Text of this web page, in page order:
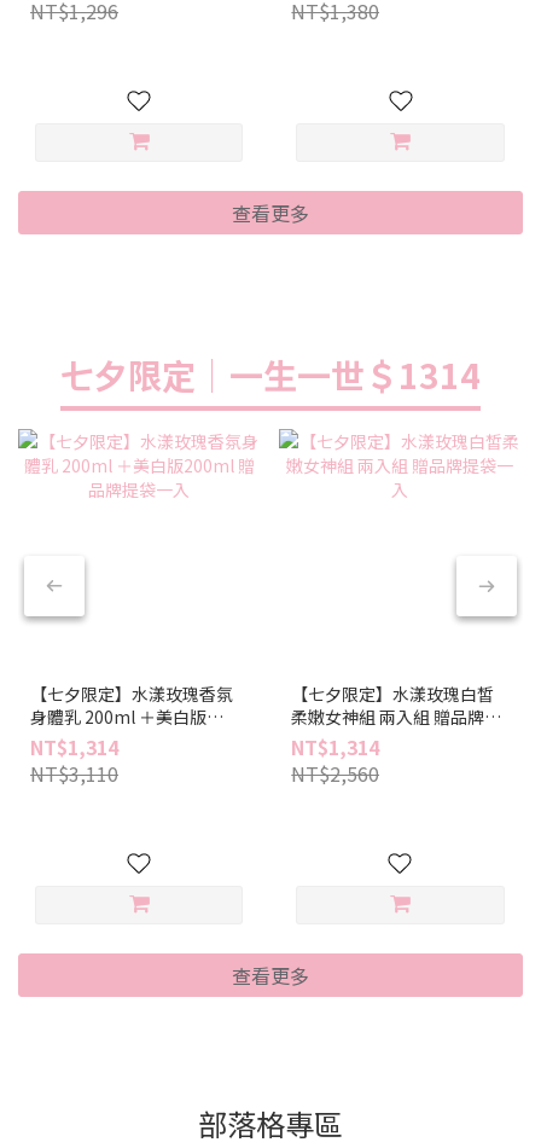
NT$1,296 NT$1,380
查看更多
七夕限定｜一生一世＄1314
【七夕限定】水漾玫瑰香氛
身體乳 200ml ＋美白版
200ml 贈品牌提袋一入
NT$1,314
NT$3,110
【七夕限定】水漾玫瑰白皙
柔嫩女神組 兩入組 贈品牌提
袋一入
NT$1,314
NT$2,560
查看更多
部落格專區